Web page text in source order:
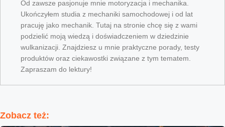
Od zawsze pasjonuje mnie motoryzacja i mechanika.
Ukończyłem studia z mechaniki samochodowej i od lat
pracuję jako mechanik. Tutaj na stronie chcę się z wami
podzielić moją wiedzą i doświadczeniem w dziedzinie
wulkanizacji. Znajdziesz u mnie praktyczne porady, testy
produktów oraz ciekawostki związane z tym tematem.
Zapraszam do lektury!
Zobacz też: